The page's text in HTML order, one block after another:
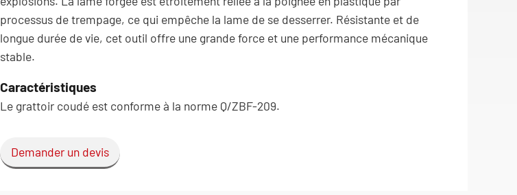
processus de trempage, ce qui empêche la lame de se desserrer. Résistante et de
longue durée de vie, cet outil offre une grande force et une performance mécanique
stable.
Caractéristiques
Le grattoir coudé est conforme à la norme Q/ZBF-209.
Demander un devis